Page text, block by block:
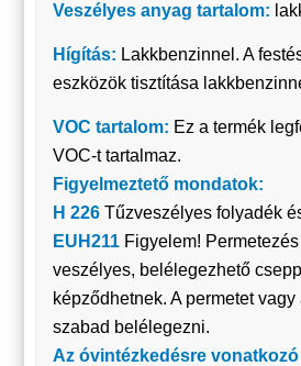
Veszélyes anyag tartalom:
Hígítás: Lakkbenzinnel. A
eszközök tisztítása
VOC tartalom: Ez a termék
VOC-t tartalmaz.
Figyelmeztető mondatok:
H 226 Tűzveszélyes folyadék
EUH211 Figyelem!
veszélyes, belélegezhető
képződhetnek. A permetet
szabad belélegezni.
Az óvintézkedésre